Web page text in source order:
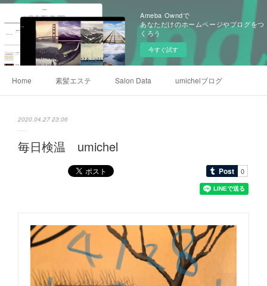
Ameba Owndで
あなただけのホームページやブログをつ
くろう
今すぐ試す
Home 素髪エステ Salon Data umichelブログ
2020.04.27 23:06
毎日検温 umichel